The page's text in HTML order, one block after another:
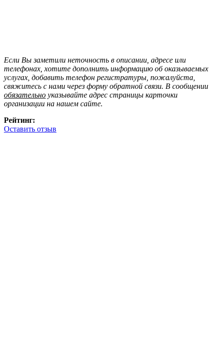
Если Вы заметили неточность в описании, адресе или
телефонах, хотите дополнить информацию об оказываемых
услугах, добавить телефон регистратуры, пожалуйста,
свяжитесь с нами через форму обратной связи. В сообщении
обязательно указывайте адрес страницы карточки
организации на нашем сайте.
Рейтинг:
Оставить отзыв